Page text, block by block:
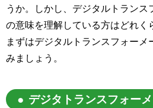
うか。しかし、デジタルトランス
の意味を理解している方はどれく
まずはデジタルトランスフォーメ
みましょう。
デジタトランスフォー